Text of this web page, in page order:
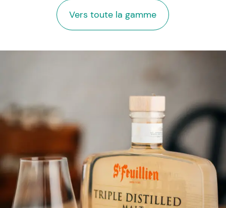
Vers toute la gamme